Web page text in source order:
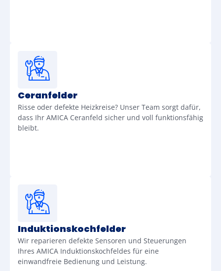
Ceranfelder
Risse oder defekte Heizkreise? Unser Team sorgt dafür,
dass Ihr AMICA Ceranfeld sicher und voll funktionsfähig
bleibt.
Induktionskochfelder
Wir reparieren defekte Sensoren und Steuerungen
Ihres AMICA Induktionskochfeldes für eine
einwandfreie Bedienung und Leistung.